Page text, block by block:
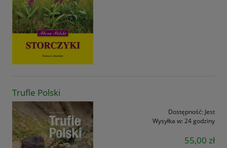
Trufle Polski
Dostępność: Jest
Wysyłka w: 24 godziny
55,00 zł